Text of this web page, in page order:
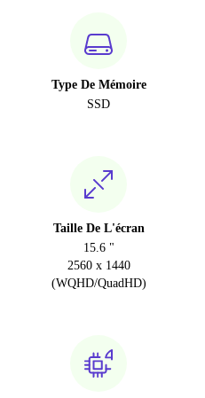
Type De Mémoire
SSD
Taille De L'écran
15.6 "
2560 x 1440
(WQHD/QuadHD)